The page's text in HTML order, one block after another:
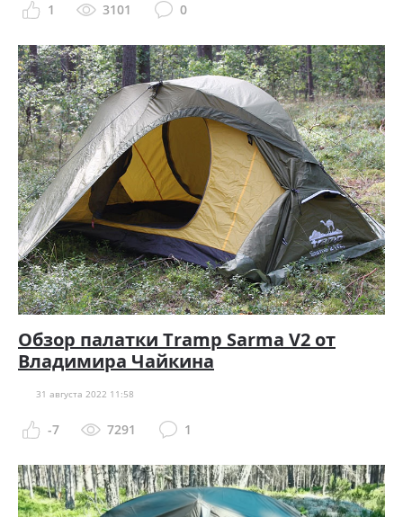
1 3101 0
Обзор палатки Tramp Sarma V2 от
Владимира Чайкина
31 августа 2022 11:58
-7 7291 1